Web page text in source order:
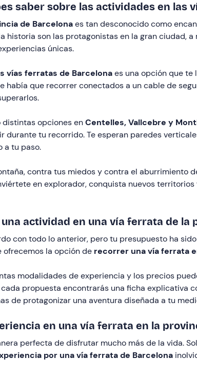
saber sobre las actividades en las
de Barcelonaes tan desconocido como
historia son las protagonistas en la gran ciudad,
únicas.
vías ferratas de Barcelonaes una opción que
había que recorrer conectados a un cable de
distintas opciones enCentelles, Vallcebre y
durante tu recorrido. Te esperan paredes
a tu paso.
contra tus miedos y contra el aburrimiento
en explorador, conquista nuevos
una actividad en una vía ferrata de la
con todo lo anterior, pero tu presupuesto ha
la opción de recorrer una vía ferrata
modalidades de experiencia y los precios
propuesta encontrarás una ficha explicativa
de protagonizar una aventura diseñada a tu
en una vía ferrata en la
perfecta de disfrutar mucho más de la vida.
por una vía ferrata de Barcelona